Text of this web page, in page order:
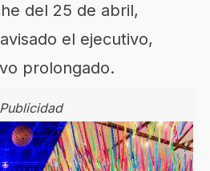
del 25 de abril,
el ejecutivo,
prolongado.
Publicidad